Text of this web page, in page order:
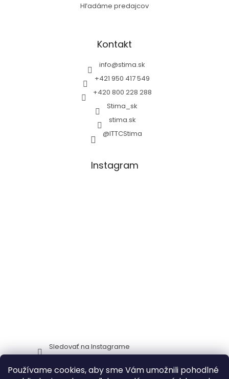
Používame cookies, aby sme Vám umožnili pohodlné
Hľadáme predajcov
Kontakt
info@stima.sk
+421 950 417 549
+420 800 228 288
Stima_sk
stima.sk
@ITTCStima
Instagram
Sledovať na Instagrame
Stima CZ Zidlestoly_cz